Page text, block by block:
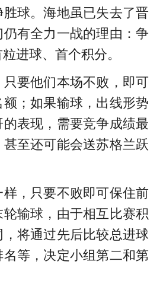
球。海地虽已失去了晋
有全力一战的理由：争
进球、首个积分。
要他们本场不败，即可
；如果输球，出线形势
表现，需要竞争成绩最
至还可能会送苏格兰跃
，只要不败即可保住前
输球，由于相互比赛积
将通过先后比较总进球
等，决定小组第二和第